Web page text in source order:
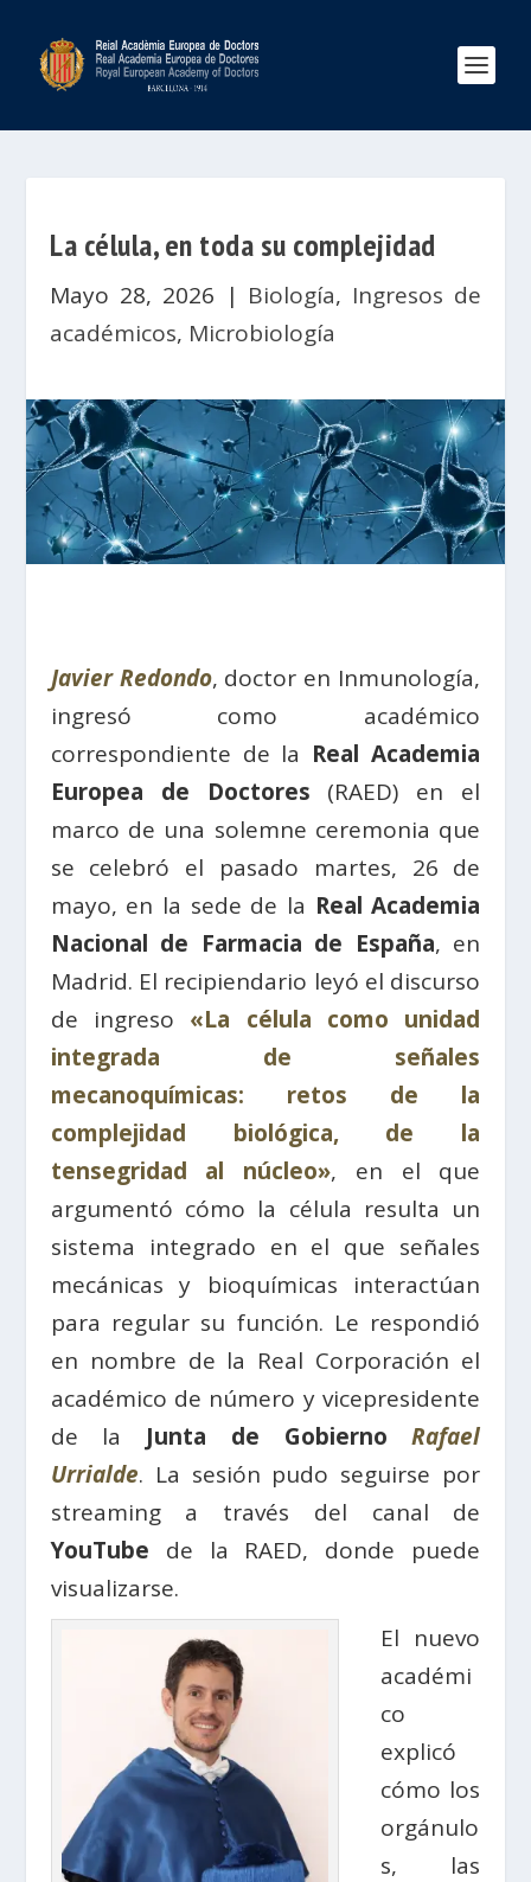
La célula, en toda su complejidad
Mayo 28, 2026 | Biología, Ingresos de
académicos, Microbiología
Javier Redondo, doctor en Inmunología,
ingresó como académico
correspondiente de la Real Academia
Europea de Doctores (RAED) en el
marco de una solemne ceremonia que
se celebró el pasado martes, 26 de
mayo, en la sede de la Real Academia
Nacional de Farmacia de España, en
Madrid. El recipiendario leyó el discurso
de ingreso «La célula como unidad
integrada de señales
mecanoquímicas: retos de la
complejidad biológica, de la
tensegridad al núcleo», en el que
argumentó cómo la célula resulta un
sistema integrado en el que señales
mecánicas y bioquímicas interactúan
para regular su función. Le respondió
en nombre de la Real Corporación el
académico de número y vicepresidente
de la Junta de GobiernoRafael
Urrialde. La sesión pudo seguirse por
streaming a través del canal de
YouTube de la RAED, donde puede
visualizarse.
El nuevo
académi
co
explicó
cómo los
orgánulo
s, las